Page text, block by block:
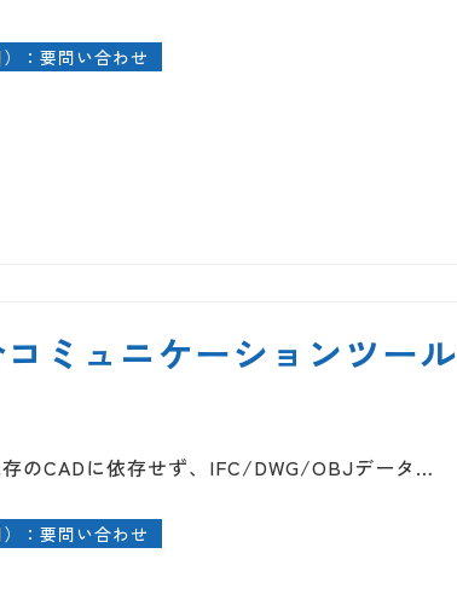
：要問い合わせ
ミュニケーションツール
のCADに依存せず、IFC/DWG/OBJデータ…
：要問い合わせ